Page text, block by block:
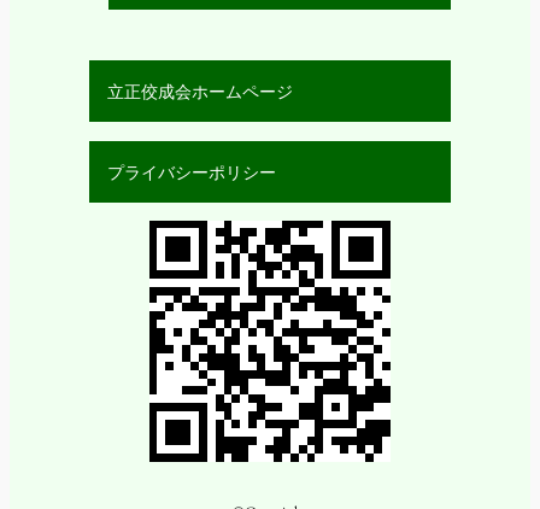
立正佼成会ホームページ
プライバシーポリシー